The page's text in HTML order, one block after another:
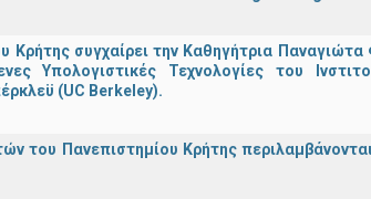
συγχαίρει την Καθηγήτρια
Υπολογιστικές Τεχνολογίες του
(UC Berkeley).
του Πανεπιστημίου Κρήτης